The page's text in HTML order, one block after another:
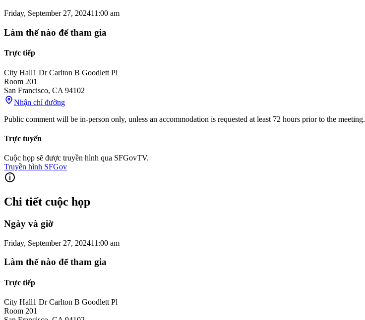
Friday, September 27, 202411:00 am
Làm thế nào để tham gia
Trực tiếp
City Hall1 Dr Carlton B Goodlett Pl
Room 201
San Francisco, CA 94102
Nhận chỉ đường
Public comment will be in-person only, unless an accommodation is requested at least 72 hours prior to the meeting.
Trực tuyến
Cuộc họp sẽ được truyền hình qua SFGovTV.
Truyền hình SFGov
Chi tiết cuộc họp
Ngày và giờ
Friday, September 27, 202411:00 am
Làm thế nào để tham gia
Trực tiếp
City Hall1 Dr Carlton B Goodlett Pl
Room 201